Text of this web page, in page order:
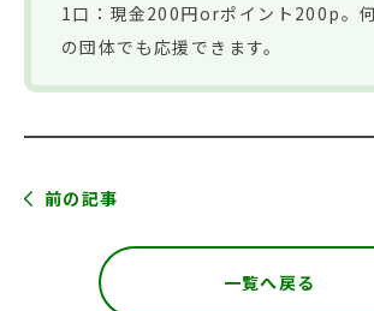
1口：現金200円orポイント200p。
の団体でも応援できます。
前の記事
一覧へ戻る